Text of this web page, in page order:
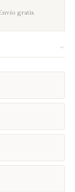
gratis
abiertos y se
en 3 medidas fijas.